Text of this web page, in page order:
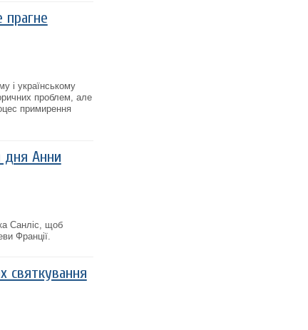
прагне
і українському
проблем, але
примирення
дня Анни
Санліс, щоб
Франції.
святкування